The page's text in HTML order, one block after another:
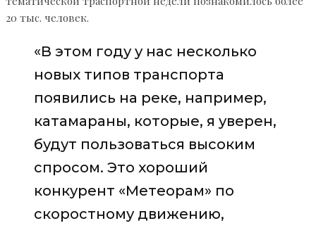
20 тыс. человек.
«В этом году у нас несколько
новых типов транспорта
появились на реке, например,
катамараны, которые, я уверен,
будут пользоваться высоким
спросом. Это хороший
конкурент «Метеорам» по
скоростному движению,